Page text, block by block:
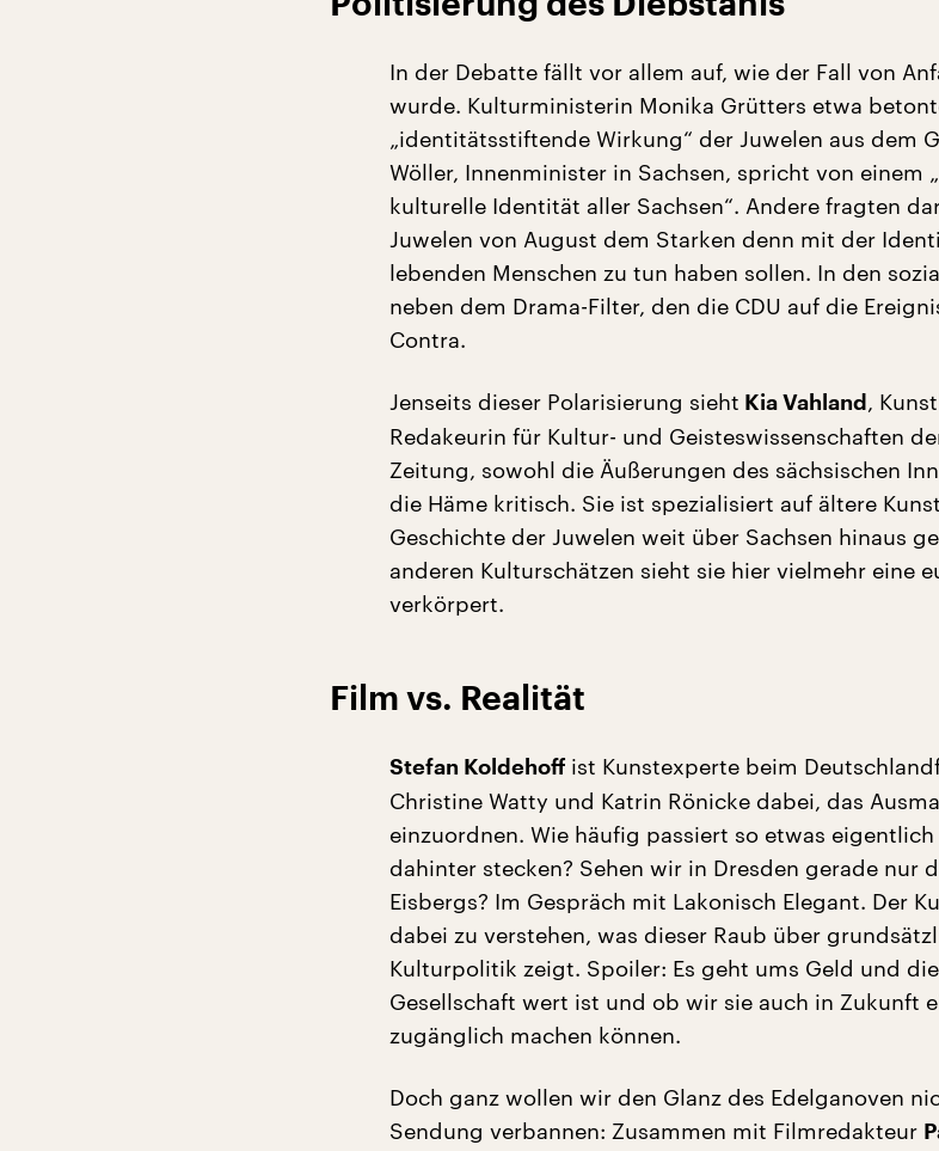
In der Debatte fällt vor allem auf, wie der Fall von
wurde. Kulturministerin Monika Grütters etwa
„identitätsstiftende Wirkung“ der Juwelen aus dem
Wöller, Innenminister in Sachsen, spricht von einem
kulturelle Identität aller Sachsen“. Andere fragten
Juwelen von August dem Starken denn mit der
lebenden Menschen zu tun haben sollen. In den
neben dem Drama-Filter, den die CDU auf die
Contra.
Jenseits dieser Polarisierung sieht Kia Vahland ,
Redakeurin für Kultur- und Geisteswissenschaften
Zeitung, sowohl die Äußerungen des sächsischen
die Häme kritisch. Sie ist spezialisiert auf ältere
Geschichte der Juwelen weit über Sachsen hinaus
anderen Kulturschätzen sieht sie hier vielmehr eine
verkörpert.
Film vs. Realität
Stefan Koldehoff ist Kunstexperte beim
Christine Watty und Katrin Rönicke dabei, das
einzuordnen. Wie häufig passiert so etwas
dahinter stecken? Sehen wir in Dresden gerade nur
Eisbergs? Im Gespräch mit Lakonisch Elegant. Der
dabei zu verstehen, was dieser Raub über
Kulturpolitik zeigt. Spoiler: Es geht ums Geld und
Gesellschaft wert ist und ob wir sie auch in Zukunft
zugänglich machen können.
Doch ganz wollen wir den Glanz des Edelganoven
Sendung verbannen: Zusammen mit Filmredakteur